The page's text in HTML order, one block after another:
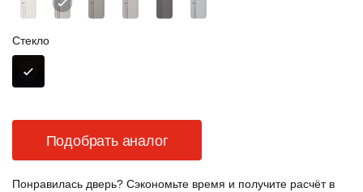
Стекло
Подобрать аналог
Понравилась дверь? Сэкономьте время и получите расчёт в